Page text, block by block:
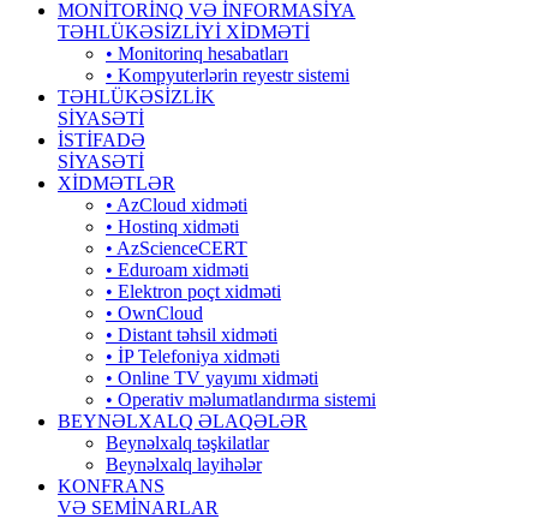
MONİTORİNQ VƏ İNFORMASİYA
TƏHLÜKƏSİZLİYİ XİDMƏTİ
• Monitorinq hesabatları
• Kompyuterlərin reyestr sistemi
TƏHLÜKƏSİZLİK
SİYASƏTİ
İSTİFADƏ
SİYASƏTİ
XİDMƏTLƏR
• AzCloud xidməti
• Hostinq xidməti
• AzScienceCERT
• Eduroam xidməti
• Elektron poçt xidməti
• OwnCloud
• Distant təhsil xidməti
• İP Telefoniya xidməti
• Оnline TV yayımı xidməti
• Operativ məlumatlandırma sistemi
BEYNƏLXALQ ƏLAQƏLƏR
Beynəlxalq təşkilatlar
Beynəlxalq layihələr
KONFRANS
VƏ SEMİNARLAR